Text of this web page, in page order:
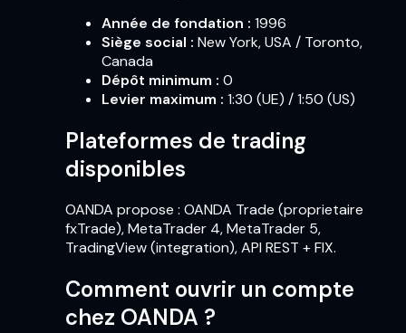
Année de fondation : 1996
Siège social : New York, USA / Toronto,
Canada
Dépôt minimum : 0
Levier maximum : 1:30 (UE) / 1:50 (US)
Plateformes de trading
disponibles
OANDA propose : OANDA Trade (proprietaire
fxTrade), MetaTrader 4, MetaTrader 5,
TradingView (integration), API REST + FIX.
Comment ouvrir un compte
chez OANDA ?